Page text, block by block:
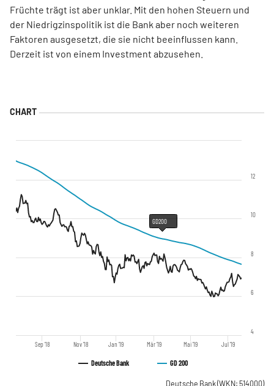
Früchte trägt ist aber unklar. Mit den hohen Steuern und
der Niedrigzinspolitik ist die Bank aber noch weiteren
Faktoren ausgesetzt, die sie nicht beeinflussen kann.
Derzeit ist von einem Investment abzusehen.
GD200
Deutsche Bank GD 200
Sep '18 Nov '18 Jan '19 Mär '19 Mai '19 Jul '19
4
6
8
10
12
Deutsche Bank(WKN: 514000)